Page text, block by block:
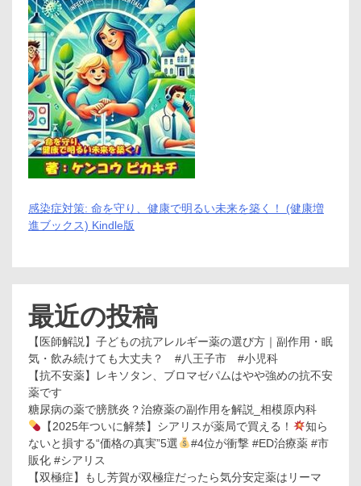
感染症対策: 命を守り、健康で明るい未来を築く！ (健康増
進ブックス) Kindle版
最近の投稿
【医師解説】子どもの抗アレルギー薬の選び方｜副作用・眠
気・飲み続けても大丈夫？ #八王子市 #小児科
【抗不安薬】レキソタン、ブロマゼパムはやや強めの抗不安
薬です
糖尿病の薬で膀胱炎？治療薬の副作用を解説_相模原内科
【2025年ついに解禁】シアリスが薬局で買える！
知ら
ないと損する“価格の真実”5選
#4位が衝撃 #ED治療薬 #市
販化 #シアリス
【双極症】もし芳賀が双極症だったら気分安定薬はリーマ